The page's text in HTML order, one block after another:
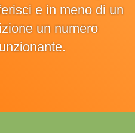
e in meno di un
un numero